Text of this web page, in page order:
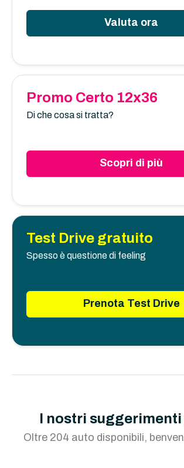
Valuta ora
Promo Certo 12x36
Di che cosa si tratta?
Scopri di più
Test Drive gratuito
Spesso è questione di feeling
Prenota Test Drive
I nostri
Oltre 204 auto disponibili,